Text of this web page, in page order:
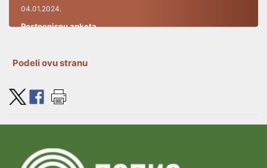
04.01.2024.
Postpopisnu anketa
RAD INFO-CENTRA
19.09.2023.
POLJOPRIVREDE 2023
07.09.2023.
Podeli ovu stranu